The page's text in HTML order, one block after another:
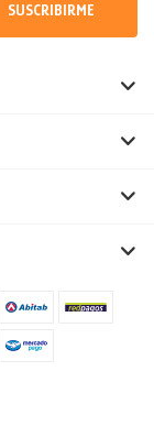
SUSCRIBIRME